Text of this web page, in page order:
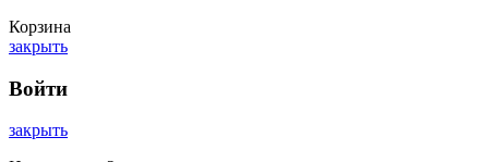
Корзина
закрыть
Войти
закрыть